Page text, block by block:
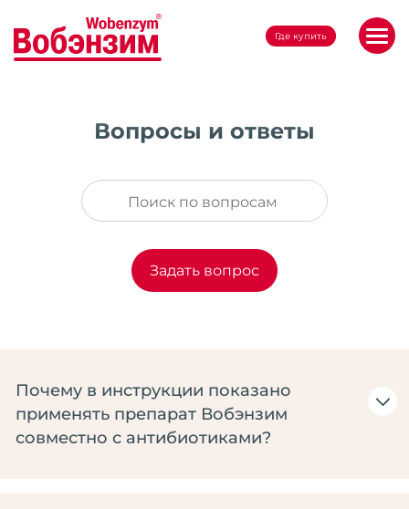
Где купить
Вопросы и ответы
Задать вопрос
Почему в инструкции показано
применять препарат Вобэнзим
совместно с антибиотиками?